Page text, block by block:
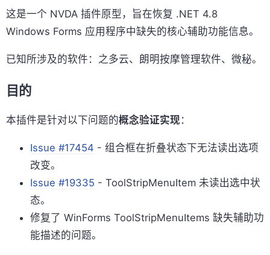
这是一个 NVDA 插件原型，旨在恢复 .NET 4.8
Windows Forms 应用程序中缺失的核心辅助功能信息。
已知所涉及的软件：之多云、朗明按摩管理软件、微秘。
目的
本插件是针对以下问题的概念验证实现 ：
Issue #17454 - 组合框在折叠状态下无法读出选项
改变。
Issue #19335 - ToolStripMenuItem 未读出选中状
态。
修复了 WinForms ToolStripMenuItems 缺失辅助功
能描述的问题。